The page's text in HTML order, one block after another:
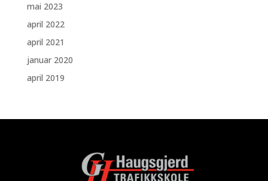
mai 2023
april 2022
april 2021
januar 2020
april 2019